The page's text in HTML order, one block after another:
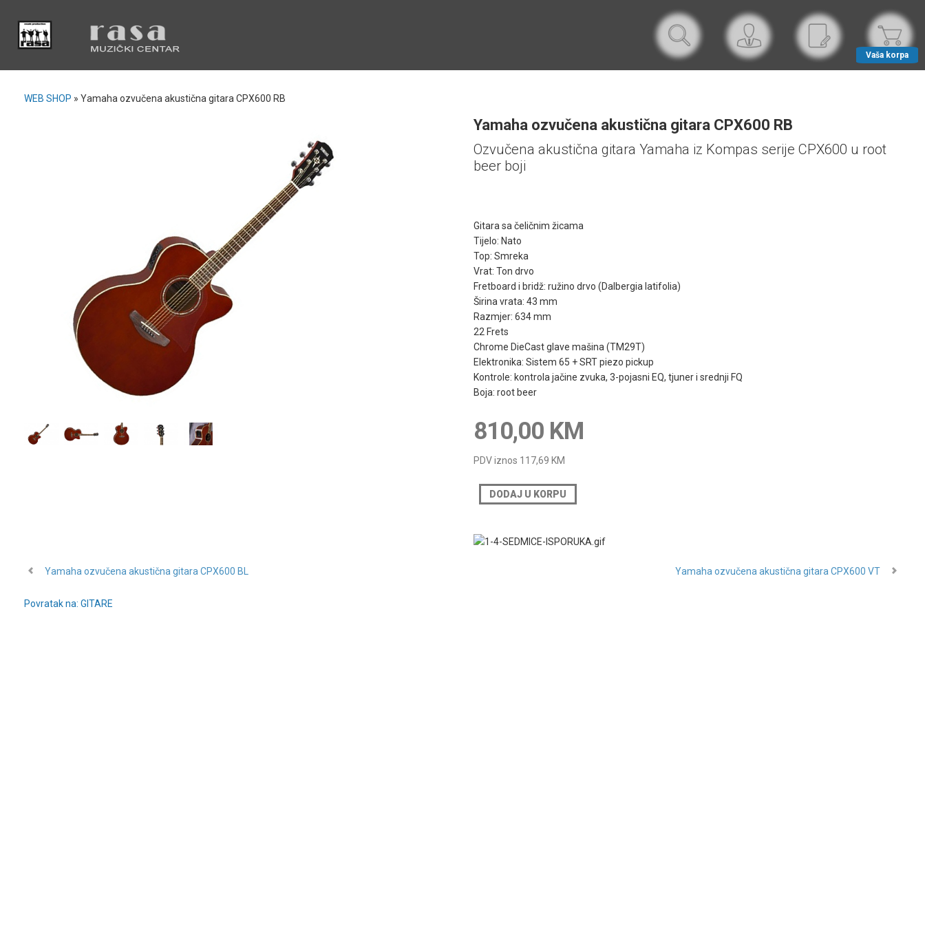
Vaša korpa
WEB SHOP » Yamaha ozvučena akustična gitara CPX600 RB
Yamaha ozvučena akustična gitara CPX600 RB
Ozvučena akustična gitara Yamaha iz Kompas serije CPX600 u root
beer boji
Gitara sa čeličnim žicama
Tijelo: Nato
Top: Smreka
Vrat: Ton drvo
Fretboard i bridž: ružino drvo (Dalbergia latifolia)
Širina vrata: 43 mm
Razmjer: 634 mm
22 Frets
Chrome DieCast glave mašina (TM29T)
Elektronika: Sistem 65 + SRT piezo pickup
Kontrole: kontrola jačine zvuka, 3-pojasni EQ, tjuner i srednji FQ
Boja: root beer
810,00 KM
PDV iznos 117,69 KM
Yamaha ozvučena akustična gitara CPX600 VT
Yamaha ozvučena akustična gitara CPX600 BL
Povratak na: GITARE